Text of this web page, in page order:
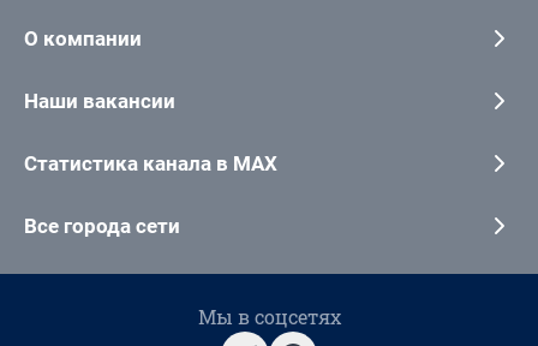
О компании
Наши вакансии
Статистика канала в MAX
Все города сети
Мы в соцсетях